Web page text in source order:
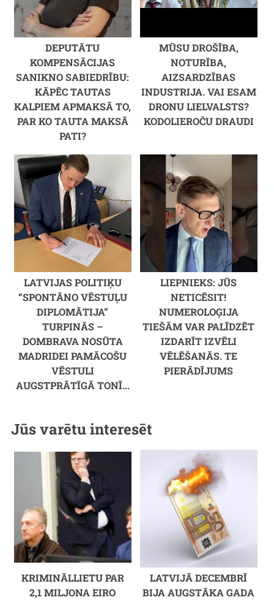
DEPUTĀTU
KOMPENSĀCIJAS
SANIKNO SABIEDRĪBU:
KĀPĒC TAUTAS
KALPIEM APMAKSĀ TO,
PAR KO TAUTA MAKSĀ
PATI?
MŪSU DROŠĪBA,
NOTURĪBA,
AIZSARDZĪBAS
INDUSTRIJA. VAI ESAM
DRONU LIELVALSTS?
KODOLIEROČU DRAUDI
LATVIJAS POLITIĶU
“SPONTĀNO VĒSTUĻU
DIPLOMĀTIJA”
TURPINĀS –
DOMBRAVA NOSŪTA
MADRIDEI PAMĀCOŠU
VĒSTULI
AUGSTPRĀTĪGĀ TONĪ...
LIEPNIEKS: JŪS
NETICĒSIT!
NUMEROLOĢIJA
TIEŠĀM VAR PALĪDZĒT
IZDARĪT IZVĒLI
VĒLĒŠANĀS. TE
PIERĀDĪJUMS
Jūs varētu interesēt
KRIMINĀLLIETU PAR
2,1 MILJONA EIRO
LATVIJĀ DECEMBRĪ
BIJA AUGSTĀKA GADA